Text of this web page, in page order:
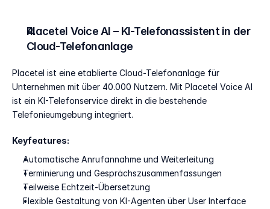
Placetel Voice AI – KI-Telefonassistent in der
Cloud-Telefonanlage
Placetel ist eine etablierte Cloud-Telefonanlage für
Unternehmen mit über 40.000 Nutzern. Mit Placetel Voice AI
ist ein KI-Telefonservice direkt in die bestehende
Telefonieumgebung integriert.
Keyfeatures:
Automatische Anrufannahme und Weiterleitung
Terminierung und Gesprächszusammenfassungen
Teilweise Echtzeit-Übersetzung
Flexible Gestaltung von KI-Agenten über User Interface